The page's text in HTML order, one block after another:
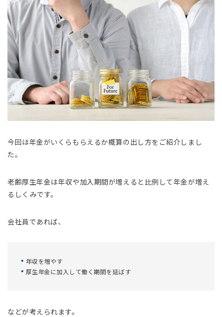
今回は年金がいくらもらえるか概算の出し方をご紹介しまし
た。
老齢厚生年金は年収や加入期間が増えると比例して年金が増え
るしくみです。
会社員であれば、
年収を増やす
厚生年金に加入して働く期間を延ばす
などが考えられます。